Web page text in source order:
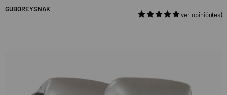
GUBOREYSNAK
ver opinión(es)